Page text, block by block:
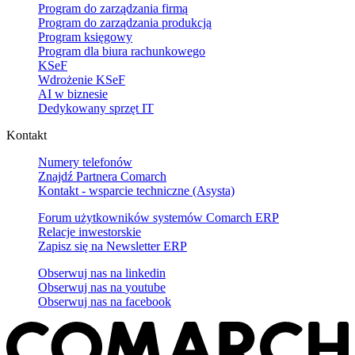
Program do zarządzania firmą
Program do zarządzania produkcją
Program księgowy
Program dla biura rachunkowego
KSeF
Wdrożenie KSeF
AI w biznesie
Dedykowany sprzęt IT
Kontakt
Numery telefonów
Znajdź Partnera Comarch
Kontakt - wsparcie techniczne (Asysta)
Forum użytkowników systemów Comarch ERP
Relacje inwestorskie
Zapisz się na Newsletter ERP
Obserwuj nas na linkedin
Obserwuj nas na youtube
Obserwuj nas na facebook